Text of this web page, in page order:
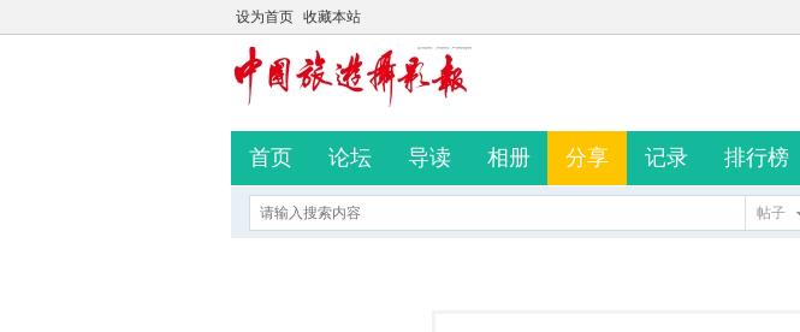
设为首页 收藏本站
首页 论坛 导读 相册 分享 记录 排行榜
帖子